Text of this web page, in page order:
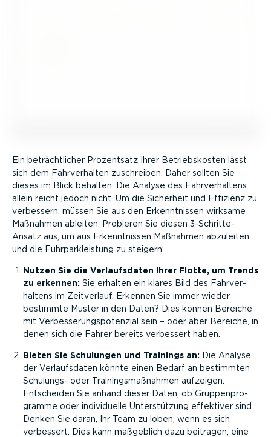
Ein beträcht­licher Prozentsatz Ihrer Betriebs­kosten lässt
sich dem Fahrver­halten zuschreiben. Daher sollten Sie
dieses im Blick behalten. Die Analyse des Fahrver­haltens
allein reicht jedoch nicht. Um die Sicherheit und Effizienz zu
verbessern, müssen Sie aus den Erkennt­nissen wirksame
Maßnahmen ableiten. Probieren Sie diesen 3-Schrit­te-
Ansatz aus, um aus Erkennt­nissen Maßnahmen abzuleiten
und die Fuhrparkleistung zu steigern:
Nutzen Sie die Verlaufs­daten Ihrer Flotte, um Trends
zu erkennen:Sie erhalten ein klares Bild des Fahrver­
haltens im Zeitverlauf. Erkennen Sie immer wieder
bestimmte Muster in den Daten? Dies können Bereiche
mit Verbes­se­rungs­po­tenzial sein – oder aber Bereiche, in
denen sich die Fahrer bereits verbessert haben.
Bieten Sie Schulungen und Trainings an:Die Analyse
der Verlaufs­daten könnte einen Bedarf an bestimmten
Schulungs- oder Trainings­maß­nahmen aufzeigen.
Entscheiden Sie anhand dieser Daten, ob Gruppen­pro­
gramme oder indivi­duelle Unter­stützung effektiver sind.
Denken Sie daran, Ihr Team zu loben, wenn es sich
verbessert. Dies kann maßgeblich dazu beitragen, eine